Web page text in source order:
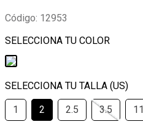
Código: 12953
1 2 2.5 3.5 11